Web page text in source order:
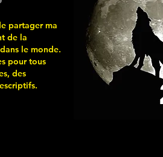
partager ma
de la
le monde.
pour tous
des